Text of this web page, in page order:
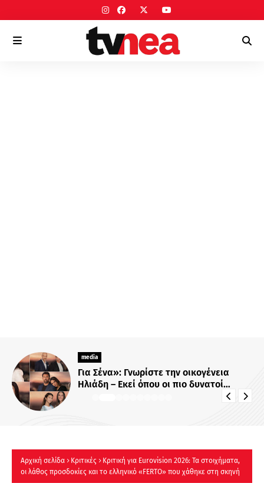
media
Για Σένα»: Γνωρίστε την οικογένεια
Ηλιάδη – Εκεί όπου οι πιο δυνατοί
δεσμοί δοκιμάζονται περισσότερο !
Αρχική σελίδα Κριτικές
Κριτική για Eurovision 2026: Τα στοιχήματα,
οι λάθος προσδοκίες και το ελληνικό «FERTO» που χάθηκε στη σκηνή